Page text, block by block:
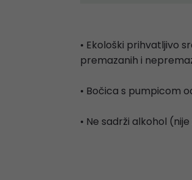
• Ekološki prihvatljivo
premazanih i
• Bočica s pumpicom
• Ne sadrži alkohol